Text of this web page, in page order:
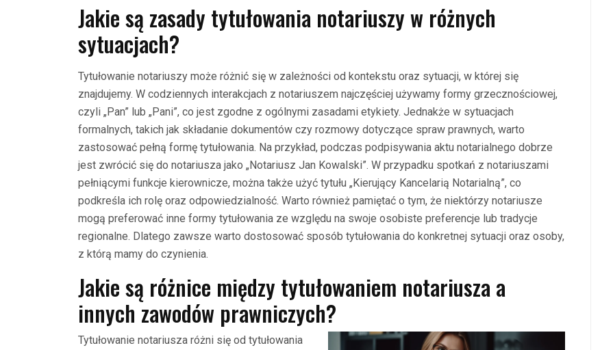
Jakie są zasady tytułowania notariuszy w różnych
sytuacjach?
Tytułowanie notariuszy może różnić się w zależności od kontekstu oraz sytuacji, w której się
znajdujemy. W codziennych interakcjach z notariuszem najczęściej używamy formy grzecznościowej,
czyli „Pan” lub „Pani”, co jest zgodne z ogólnymi zasadami etykiety. Jednakże w sytuacjach
formalnych, takich jak składanie dokumentów czy rozmowy dotyczące spraw prawnych, warto
zastosować pełną formę tytułowania. Na przykład, podczas podpisywania aktu notarialnego dobrze
jest zwrócić się do notariusza jako „Notariusz Jan Kowalski”. W przypadku spotkań z notariuszami
pełniącymi funkcje kierownicze, można także użyć tytułu „Kierujący Kancelarią Notarialną”, co
podkreśla ich rolę oraz odpowiedzialność. Warto również pamiętać o tym, że niektórzy notariusze
mogą preferować inne formy tytułowania ze względu na swoje osobiste preferencje lub tradycje
regionalne. Dlatego zawsze warto dostosować sposób tytułowania do konkretnej sytuacji oraz osoby,
z którą mamy do czynienia.
Jakie są różnice między tytułowaniem notariusza a
innych zawodów prawniczych?
Tytułowanie notariusza różni się od tytułowania